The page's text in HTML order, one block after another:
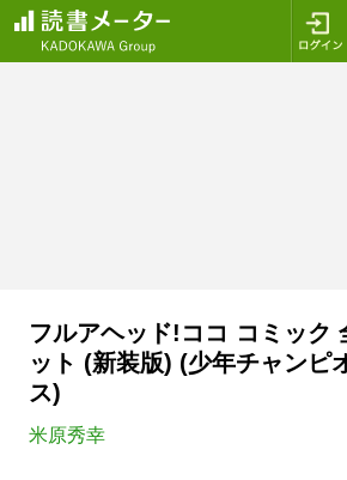
フルアヘッド!ココ コミック
ット (新装版) (少年チャンピ
ス)
米原秀幸